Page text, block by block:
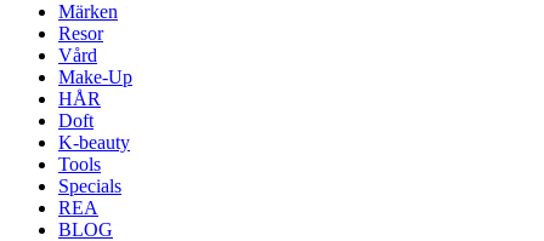
Märken
Resor
Vård
Make-Up
HÅR
Doft
K-beauty
Tools
Specials
REA
BLOG